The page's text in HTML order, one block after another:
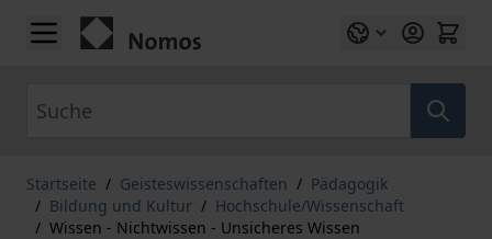
Zum Inhalt springen
Startseite / Geisteswissenschaften / Pädagogik
/ Bildung und Kultur / Hochschule/Wissenschaft
/ Wissen - Nichtwissen - Unsicheres Wissen